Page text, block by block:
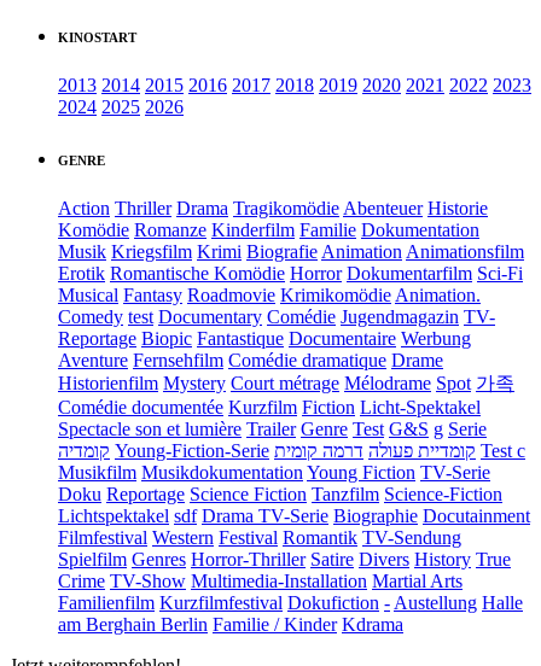
KINOSTART
2013 2014 2015 2016 2017 2018 2019 2020 2021 2022 2023
2024 2025 2026
GENRE
Action Thriller Drama Tragikomödie Abenteuer Historie
Komödie Romanze Kinderfilm Familie Dokumentation
Musik Kriegsfilm Krimi Biografie Animation Animationsfilm
Erotik Romantische Komödie Horror Dokumentarfilm Sci-Fi
Musical Fantasy Roadmovie Krimikomödie Animation.
Comedy test Documentary Comédie Jugendmagazin TV-
Reportage Biopic Fantastique Documentaire Werbung
Aventure Fernsehfilm Comédie dramatique Drame
Historienfilm Mystery Court métrage Mélodrame Spot 가족
Comédie documentée Kurzfilm Fiction Licht-Spektakel
Spectacle son et lumière Trailer Genre Test G&S g Serie
קומדיה Young-Fiction-Serie קומדיית פעולה דרמה קומית
Test c
Musikfilm Musikdokumentation Young Fiction TV-Serie
Doku Reportage Science Fiction Tanzfilm Science-Fiction
Lichtspektakel sdf Drama TV-Serie Biographie Docutainment
Filmfestival Western Festival Romantik TV-Sendung
Spielfilm Genres Horror-Thriller Satire Divers History True
Crime TV-Show Multimedia-Installation Martial Arts
Familienfilm Kurzfilmfestival Dokufiction - Austellung Halle
am Berghain Berlin Familie / Kinder Kdrama